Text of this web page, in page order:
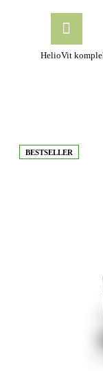
HelioVit
BESTSELLER